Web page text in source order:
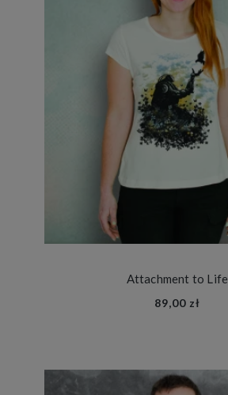
Attachment to Life
89,00 zł